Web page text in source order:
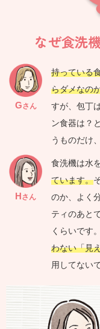
なぜ食洗
Gさん
持っている
らダメなの
すが、包丁
ン食器は？
うものだけ
Hさん
食洗機は水
ています。
のか、よく
ティのあと
くらいです。
わない「見
用してない